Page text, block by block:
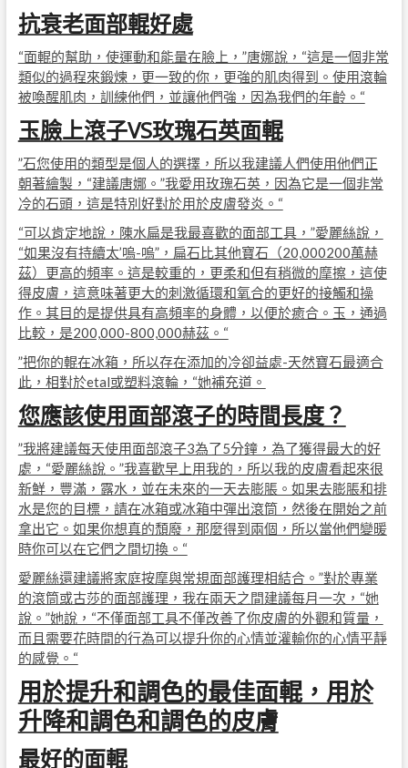
抗衰老面部輥好處
“面輥的幫助，使運動和能量在臉上，”唐娜說，“這是一個非常
類似的過程來鍛煉，更一致的你，更強的肌肉得到。使用滾輪
被喚醒肌肉，訓練他們，並讓他們強，因為我們的年齡。“
玉臉上滾子VS玫瑰石英面輥
”石您使用的類型是個人的選擇，所以我建議人們使用他們正
朝著繪製，“建議唐娜。”我愛用玫瑰石英，因為它是一個非常
冷的石頭，這是特別好對於用於皮膚發炎。“
“可以肯定地說，陳水扁是我最喜歡的面部工具，”愛麗絲說，
“如果沒有持續太’嗚-嗚”，扁石比其他寶石（20,000200萬赫
茲）更高的頻率。這是較重的，更柔和但有稍微的摩擦，這使
得皮膚，這意味著更大的刺激循環和氧合的更好的接觸和操
作。其目的是提供具有高頻率的身體，以便於癒合。玉，通過
比較，是200,000-800,000赫茲。“
”把你的輥在冰箱，所以存在添加的冷卻益處-天然寶石最適合
此，相對於etal或塑料滾輪，“她補充道。
您應該使用面部滾子的時間長度？
”我將建議每天使用面部滾子3為了5分鐘，為了獲得最大的好
處，“愛麗絲說。”我喜歡早上用我的，所以我的皮膚看起來很
新鮮，豐滿，露水，並在未來的一天去膨脹。如果去膨脹和排
水是您的目標，請在冰箱或冰箱中彈出滾筒，然後在開始之前
拿出它。如果你想真的頹廢，那麼得到兩個，所以當他們變暖
時你可以在它們之間切換。“
愛麗絲還建議將家庭按摩與常規面部護理相結合。”對於專業
的滾筒或古莎的面部護理，我在兩天之間建議每月一次，“她
說。”她說，“不僅面部工具不僅改善了你皮膚的外觀和質量，
而且需要花時間的行為可以提升你的心情並灌輸你的心情平靜
的感覺。“
用於提升和調色的最佳面輥，用於
升降和調色和調色的皮膚
最好的面輥